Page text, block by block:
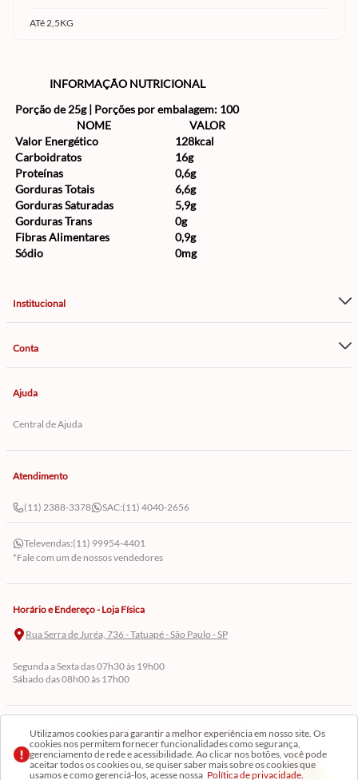
Utilizamos cookies para garantir a melhor experiência em nosso site. Os
cookies nos permitem fornecer funcionalidades como segurança,
gerenciamento de rede e acessibilidade. Ao clicar nos botões, você pode
aceitar todos os cookies ou, se quiser saber mais sobre os cookies que
usamos e como gerenciá-los, acesse nossa Política de privacidade.
ATé 2,5KG
INFORMAÇÃO NUTRICIONAL
Porção de 25g | Porções por embalagem: 100
NOME
VALOR
Valor Energético
128kcal
Carboidratos
16g
Proteínas
0,6g
Gorduras Totais
6,6g
Gorduras Saturadas
5,9g
Gorduras Trans
0g
Fibras Alimentares
0,9g
Sódio
0mg
Institucional
Conta
Ajuda
Central de Ajuda
Atendimento
(11) 2388-3378 SAC:(11) 4040-2656
Televendas:(11) 99954-4401
*Fale com um de nossos vendedores
Horário e Endereço - Loja Física
Rua Serra de Juréa, 736 - Tatuapé - São Paulo - SP
Segunda a Sexta das 07h30 às 19h00
Sábado das 08h00 às 17h00
Cadastre-se em Nossa Newsletter
Receba as novidades